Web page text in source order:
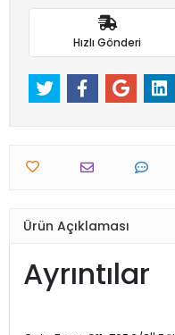
Hızlı Gönderi
Ürün Açıklaması
Ayrıntılar